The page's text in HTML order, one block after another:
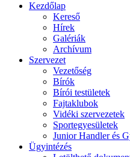
Kezdőlap
Kereső
Hírek
Galériák
Archívum
Szervezet
Vezetőség
Bírók
Bírói testületek
Fajtaklubok
Vidéki szervezetek
Sportegyesületek
Junior Handler és
Ügyintézés